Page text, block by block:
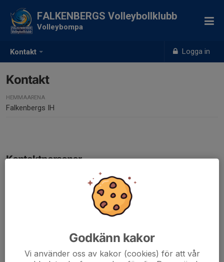
Kontakt Logga in
FALKENBERGS Volleybollklubb
Volleybompa
Kontakt
HEMMAARENA
Falkenbergs IH
Kontaktpersoner
Viktorjoha@gmail.com
Godkänn kakor
Vi använder oss av kakor (cookies) för att vår